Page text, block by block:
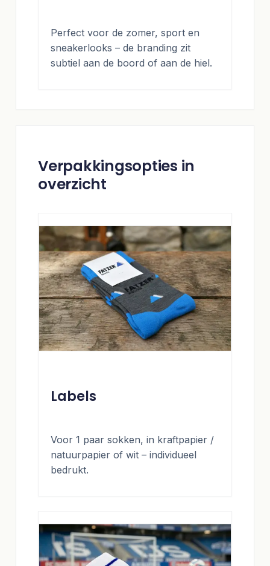
Perfect voor de zomer, sport en
sneakerlooks – de branding zit
subtiel aan de boord of aan de hiel.
Verpakkingsopties in
overzicht
Labels
Voor 1 paar sokken, in kraftpapier /
natuurpapier of wit – individueel
bedrukt.